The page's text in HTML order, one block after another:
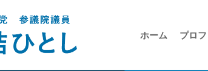
ホーム プロ